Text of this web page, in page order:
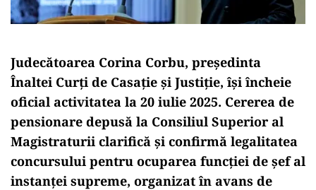
Judecătoarea Corina Corbu, președinta
Înaltei Curți de Casație și Justiție, își încheie
oficial activitatea la 20 iulie 2025. Cererea de
pensionare depusă la Consiliul Superior al
Magistraturii clarifică și confirmă legalitatea
concursului pentru ocuparea funcției de șef al
instanței supreme, organizat în avans de